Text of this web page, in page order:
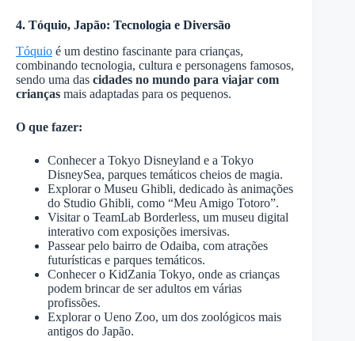
4. Tóquio, Japão: Tecnologia e Diversão
Tóquio é um destino fascinante para crianças,
combinando tecnologia, cultura e personagens famosos,
sendo uma das cidades no mundo para viajar com
crianças mais adaptadas para os pequenos.
O que fazer:
Conhecer a Tokyo Disneyland e a Tokyo
DisneySea, parques temáticos cheios de magia.
Explorar o Museu Ghibli, dedicado às animações
do Studio Ghibli, como “Meu Amigo Totoro”.
Visitar o TeamLab Borderless, um museu digital
interativo com exposições imersivas.
Passear pelo bairro de Odaiba, com atrações
futurísticas e parques temáticos.
Conhecer o KidZania Tokyo, onde as crianças
podem brincar de ser adultos em várias
profissões.
Explorar o Ueno Zoo, um dos zoológicos mais
antigos do Japão.